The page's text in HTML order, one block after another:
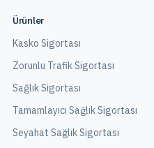
Ürünler
Kasko Sigortası
Zorunlu Trafik Sigortası
Sağlık Sigortası
Tamamlayıcı Sağlık Sigortası
Seyahat Sağlık Sigortası